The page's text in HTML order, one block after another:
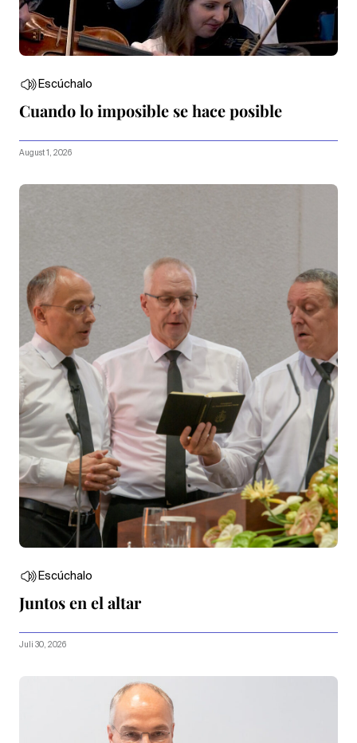
Escúchalo
Cuando lo imposible se hace posible
August 1, 2026
Escúchalo
Juntos en el altar
Juli 30, 2026